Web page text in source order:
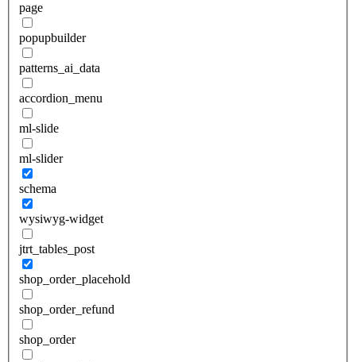
page
popupbuilder
patterns_ai_data
accordion_menu
ml-slide
ml-slider
schema
wysiwyg-widget
jtrt_tables_post
shop_order_placehold
shop_order_refund
shop_order